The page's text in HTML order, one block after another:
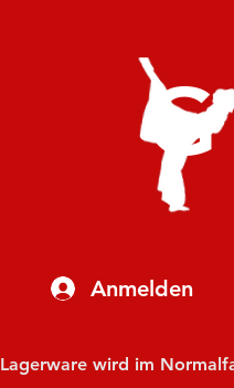
Anmelden
Lagerware wird im